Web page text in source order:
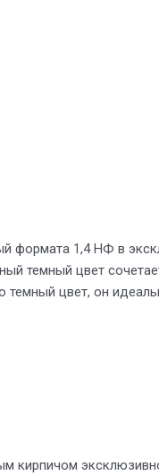
формата 1,4 НФ в
темный цвет
темный цвет, он
кирпичом